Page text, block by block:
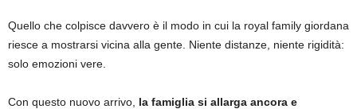
Quello che colpisce davvero è il modo in cui la royal family giordana
riesce a mostrarsi vicina alla gente. Niente distanze, niente rigidità:
solo emozioni vere.
Con questo nuovo arrivo, la famiglia si allarga ancora e